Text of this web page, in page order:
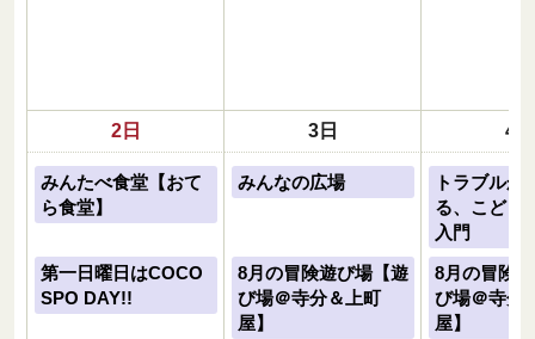
2日 3日 4日
みんたべ食堂【おて
ら食堂】
みんなの広場
トラブルか
る、こども
入門
第一日曜日はCOCO
SPO DAY!!
8月の冒険遊び場【遊
び場＠寺分＆上町
屋】
8月の冒険
び場＠寺分
屋】